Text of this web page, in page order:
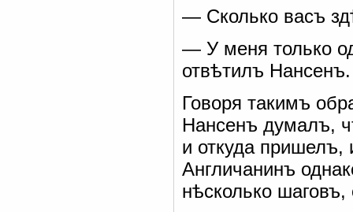
— Сколько васъ
— У меня только
отвѣтилъ Нансенъ.
Говоря такимъ
Нансенъ думалъ,
и откуда пришелъ,
Англичанинъ
нѣсколько